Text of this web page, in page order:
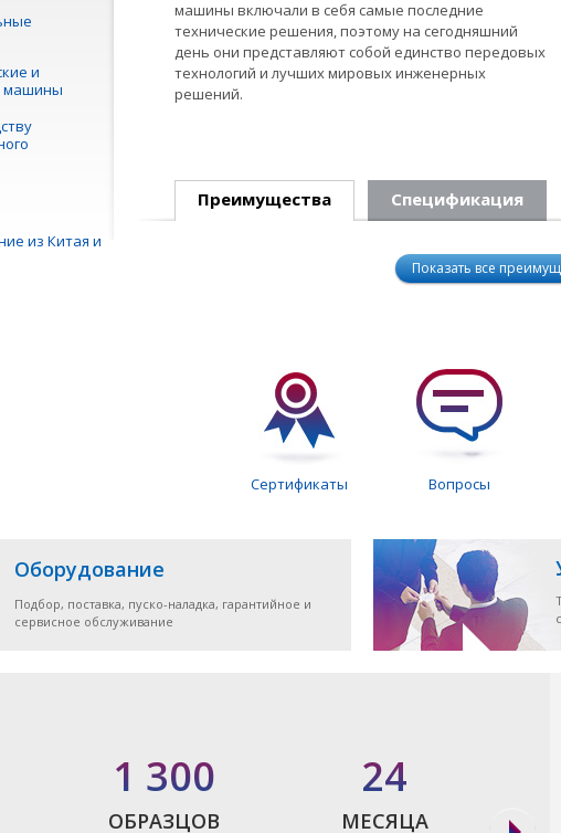
и
машины
из Китая и
машины включали в себя самые последние
технические решения, поэтому на сегодняшний
день они представляют собой единство передовых
технологий и лучших мировых инженерных
решений.
Преимущества Спецификация
Показать все
Сертификаты Вопросы
Оборудование
Подбор, поставка, пуско-наладка, гарантийное и
сервисное обслуживание
1 300
ОБРАЗЦОВ
24
МЕСЯЦА